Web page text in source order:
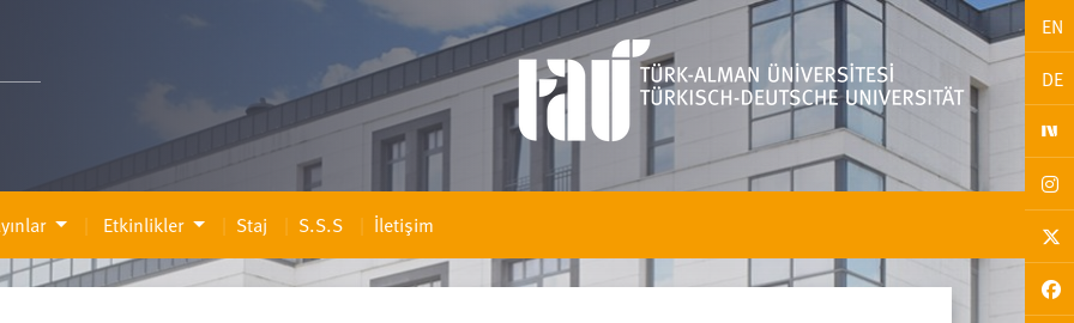
EN
DE
Etkinlikler Staj S.S.S İletişim